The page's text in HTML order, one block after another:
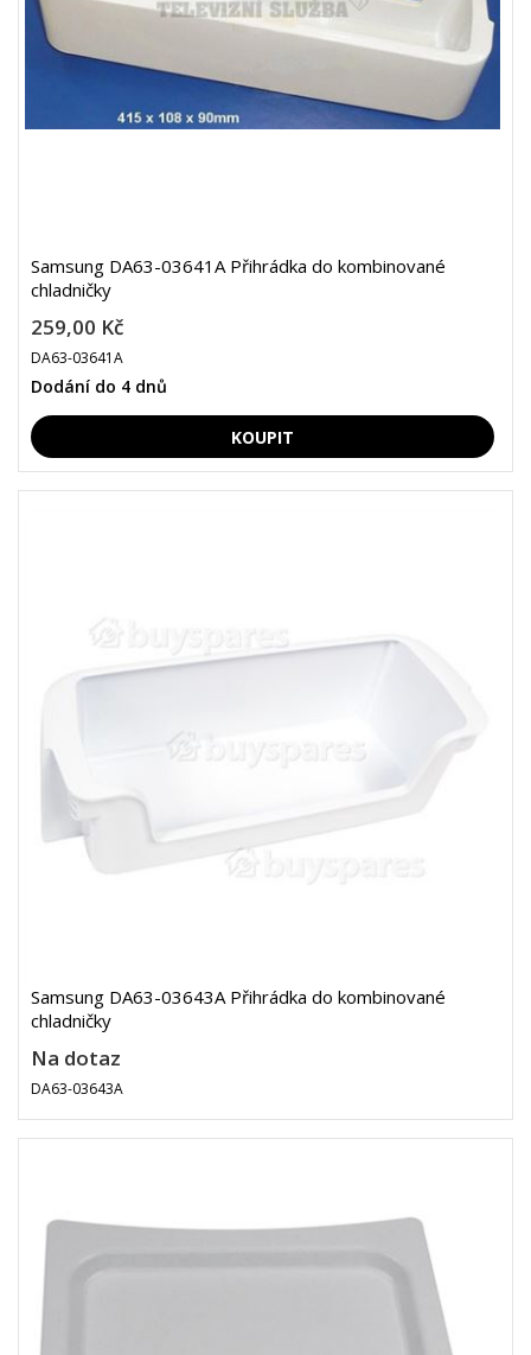
Samsung DA63-03641A Přihrádka do kombinované
chladničky
259,00 Kč
DA63-03641A
Dodání do 4 dnů
Samsung DA63-03643A Přihrádka do kombinované
chladničky
Na dotaz
DA63-03643A